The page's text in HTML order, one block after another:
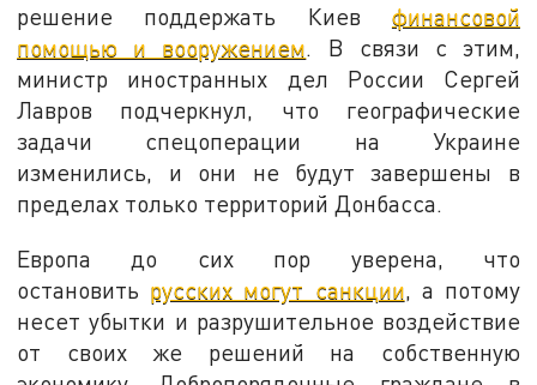
решение поддержать Киев финансовой
помощью и вооружением. В связи с этим,
министр иностранных дел России Сергей
Лавров подчеркнул, что географические
задачи спецоперации на Украине
изменились, и они не будут завершены в
пределах только территорий Донбасса.
Европа до сих пор уверена, что
остановить русских могут санкции , а потому
несет убытки и разрушительное воздействие
от своих же решений на собственную